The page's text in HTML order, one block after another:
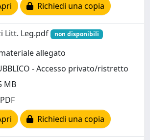
Richiedi una copia
Litt. Leg.pdf non disponibili
allegato
- Accesso privato/ristretto
MB
Richiedi una copia